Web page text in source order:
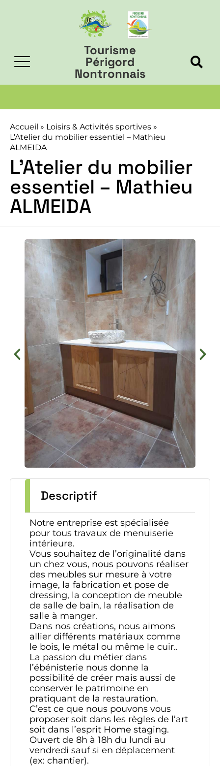
Tourisme
Périgord
Nontronnais
Accueil » Loisirs & Activités sportives »
L’Atelier du mobilier essentiel – Mathieu
ALMEIDA
L’Atelier du mobilier
essentiel – Mathieu
ALMEIDA
Descriptif
Notre entreprise est spécialisée
pour tous travaux de menuiserie
intérieure.
Vous souhaitez de l’originalité dans
un chez vous, nous pouvons réaliser
des meubles sur mesure à votre
image, la fabrication et pose de
dressing, la conception de meuble
de salle de bain, la réalisation de
salle à manger.
Dans nos créations, nous aimons
allier différents matériaux comme
le bois, le métal ou même le cuir..
La passion du métier dans
l’ébénisterie nous donne la
possibilité de créer mais aussi de
conserver le patrimoine en
pratiquant de la restauration.
C’est ce que nous pouvons vous
proposer soit dans les règles de l’art
soit dans l’esprit Home staging.
Ouvert de 8h à 18h du lundi au
vendredi sauf si en déplacement
(ex: chantier).